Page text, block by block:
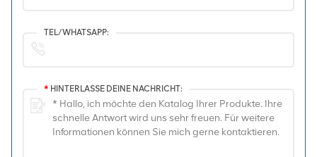
TEL/WHATSAPP:
* HINTERLASSE DEINE NACHRICHT: